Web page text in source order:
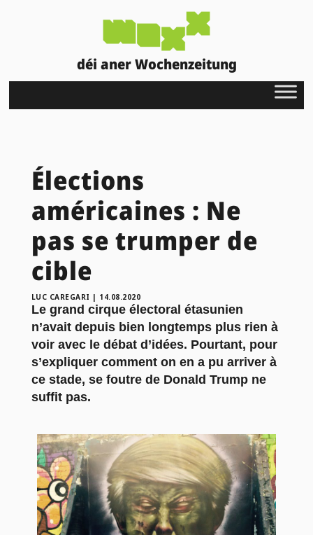
déi aner Wochenzeitung
Élections
américaines : Ne
pas se trumper de
cible
LUC CAREGARI | 14.08.2020
Le grand cirque électoral étasunien
n’avait depuis bien longtemps plus rien à
voir avec le débat d’idées. Pourtant, pour
s’expliquer comment on en a pu arriver à
ce stade, se foutre de Donald Trump ne
suffit pas.